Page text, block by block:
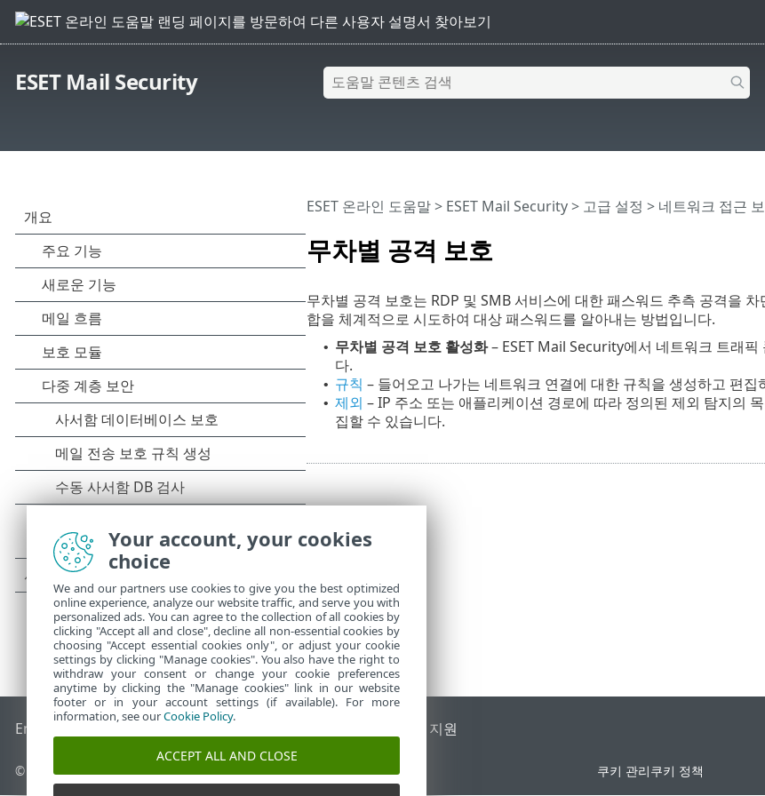
ESET Mail Security
무차별 공격 보호
ESET 온라인 도움말> ESET Mail Security> 고급 설정 > 네트워크 접근
무차별 공격 보호는 RDP 및 SMB 서비스에 대한 패스워드 추측 공격을
합을 체계적으로 시도하여 대상 패스워드를 알아내는 방법입니다.
• 무차별 공격 보호 활성화– ESET Mail Security에서 네트워크 트래
다.
• 규칙 – 들어오고 나가는 네트워크 연결에 대한 규칙을 생성하고 편집
• 제외 – IP 주소 또는 애플리케이션 경로에 따라 정의된 제외 탐지의
집할 수 있습니다.
End of Life ESET 지식 베이스 ESET 포럼 국가별 지원
© 1992-2026ESET, spol. s r.o. - All rights reserved. 쿠키 관리쿠키 정책
Your account, your cookies
choice
We and our partners use cookies to give you the best optimized
online experience, analyze our website traffic, and serve you with
personalized ads. You can agree to the collection of all cookies by
clicking "Accept all and close", decline all non-essential cookies by
choosing "Accept essential cookies only", or adjust your cookie
settings by clicking "Manage cookies". You also have the right to
withdraw your consent or change your cookie preferences
anytime by clicking the "Manage cookies" link in our website
footer or in your account settings (if available). For more
information, see ourCookie Policy.
ACCEPT ALL AND CLOSE